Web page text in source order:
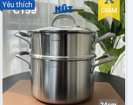
Yêu thích
GIẢM